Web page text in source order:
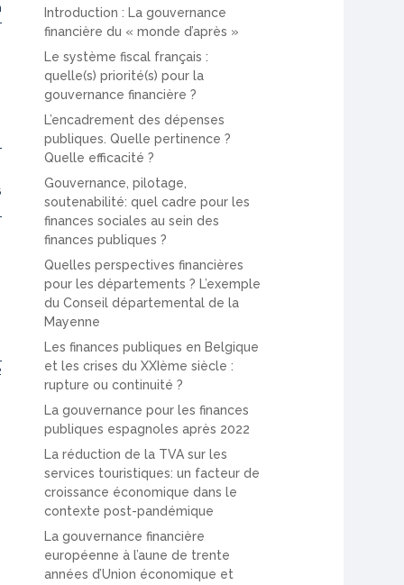
Introduction : La gouvernance
financière du « monde d’après »
Le système fiscal français :
quelle(s) priorité(s) pour la
gouvernance financière ?
L’encadrement des dépenses
publiques. Quelle pertinence ?
Quelle efficacité ?
Gouvernance, pilotage,
soutenabilité: quel cadre pour les
finances sociales au sein des
finances publiques ?
Quelles perspectives financières
pour les départements ? L’exemple
du Conseil départemental de la
Mayenne
Les finances publiques en Belgique
et les crises du XXIème siècle :
rupture ou continuité ?
La gouvernance pour les finances
publiques espagnoles après 2022
La réduction de la TVA sur les
services touristiques: un facteur de
croissance économique dans le
contexte post-pandémique
La gouvernance financière
européenne à l’aune de trente
années d’Union économique et